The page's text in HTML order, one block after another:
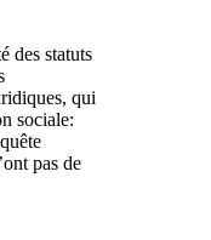
des statuts
qui
sociale:
pas de